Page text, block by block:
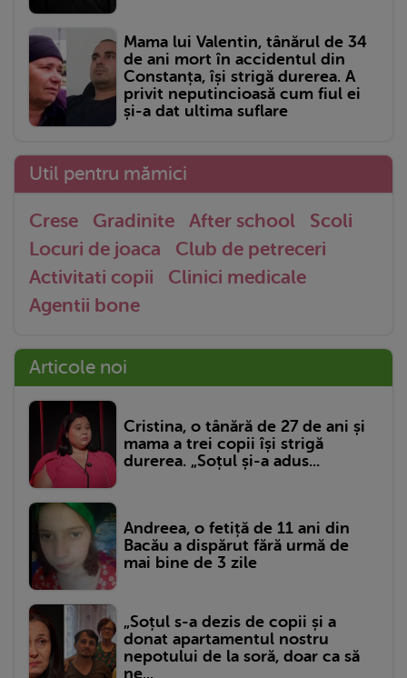
Mama lui Valentin, tânărul de 34
de ani mort în accidentul din
Constanța, își strigă durerea. A
privit neputincioasă cum fiul ei
și-a dat ultima suflare
Util pentru mămici
Crese Gradinite After school
Scoli
Locuri de joaca
Club de petreceri
Activitati copii
Clinici medicale
Agentii bone
Articole noi
Cristina, o tânără de 27 de ani și
mama a trei copii își strigă
durerea. „Soțul și-a adus...
Andreea, o fetiță de 11 ani din
Bacău a dispărut fără urmă de
mai bine de 3 zile
„Soțul s-a dezis de copii și a
donat apartamentul nostru
nepotului de la soră, doar ca să
ne...